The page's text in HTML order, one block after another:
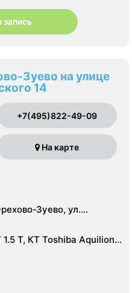
запись
Зуево на улице
14
+7(495)822-49-09
На карте
Зуево, ул.
Т, КТ Toshiba Aquilion